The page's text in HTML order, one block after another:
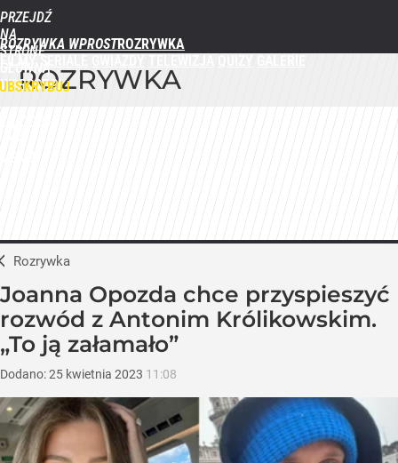
PRZEJDŹ
NA
STRONĘ
GŁÓWNĄ
WPROST.PL
ROZRYWKA WPROST
ROZRYWKA
Rozrywka
Joanna Opozda chce przyspieszyć
rozwód z Antonim Królikowskim.
„To ją załamało”
Dodano:25 kwietnia 2023 11:08